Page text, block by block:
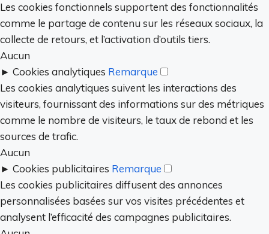
Les cookies fonctionnels supportent des fonctionnalités
comme le partage de contenu sur les réseaux sociaux, la
collecte de retours, et l’activation d’outils tiers.
Aucun
► Cookies analytiques Remarque
Les cookies analytiques suivent les interactions des
visiteurs, fournissant des informations sur des métriques
comme le nombre de visiteurs, le taux de rebond et les
sources de trafic.
Aucun
► Cookies publicitaires Remarque
Les cookies publicitaires diffusent des annonces
personnalisées basées sur vos visites précédentes et
analysent l’efficacité des campagnes publicitaires.